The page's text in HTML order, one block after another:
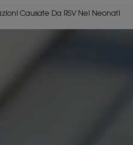
Causate Da RSV Nei Neonati